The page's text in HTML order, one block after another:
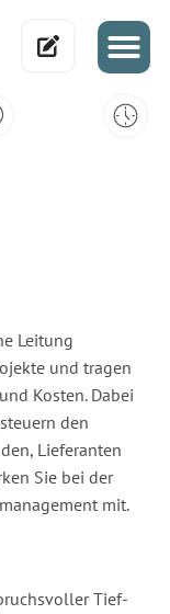
Leitung
und tragen
Kosten. Dabei
den
Lieferanten
Sie bei der
mit.
Tief-